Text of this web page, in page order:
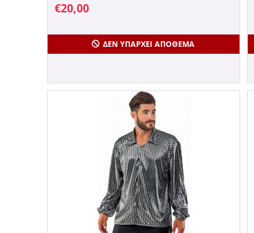
€20,00
ΔΕΝ ΥΠΆΡΧΕΙ ΑΠΌΘΕΜΑ